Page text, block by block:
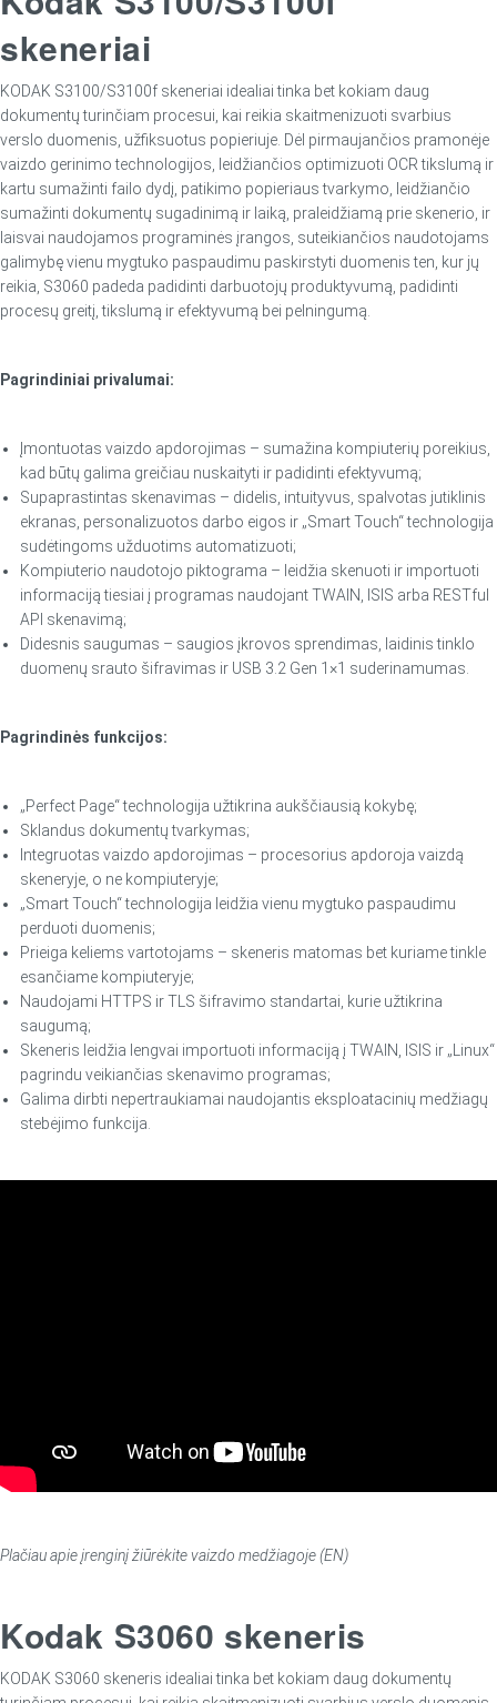
skeneriai
KODAK S3100/S3100f skeneriai idealiai tinka bet kokiam daug
dokumentų turinčiam procesui, kai reikia skaitmenizuoti svarbius
verslo duomenis, užfiksuotus popieriuje. Dėl pirmaujančios pramonėje
vaizdo gerinimo technologijos, leidžiančios optimizuoti OCR tikslumą ir
kartu sumažinti failo dydį, patikimo popieriaus tvarkymo, leidžiančio
sumažinti dokumentų sugadinimą ir laiką, praleidžiamą prie skenerio, ir
laisvai naudojamos programinės įrangos, suteikiančios naudotojams
galimybę vienu mygtuko paspaudimu paskirstyti duomenis ten, kur jų
reikia, S3060 padeda padidinti darbuotojų produktyvumą, padidinti
procesų greitį, tikslumą ir efektyvumą bei pelningumą.
Pagrindiniai privalumai:
Įmontuotas vaizdo apdorojimas – sumažina kompiuterių poreikius,
kad būtų galima greičiau nuskaityti ir padidinti efektyvumą;
Supaprastintas skenavimas – didelis, intuityvus, spalvotas jutiklinis
ekranas, personalizuotos darbo eigos ir „Smart Touch“ technologija
sudėtingoms užduotims automatizuoti;
Kompiuterio naudotojo piktograma – leidžia skenuoti ir importuoti
informaciją tiesiai į programas naudojant TWAIN, ISIS arba RESTful
API skenavimą;
Didesnis saugumas – saugios įkrovos sprendimas, laidinis tinklo
duomenų srauto šifravimas ir USB 3.2 Gen 1×1 suderinamumas.
Pagrindinės funkcijos:
„Perfect Page“ technologija užtikrina aukščiausią kokybę;
Sklandus dokumentų tvarkymas;
Integruotas vaizdo apdorojimas – procesorius apdoroja vaizdą
skeneryje, o ne kompiuteryje;
„Smart Touch“ technologija leidžia vienu mygtuko paspaudimu
perduoti duomenis;
Prieiga keliems vartotojams – skeneris matomas bet kuriame tinkle
esančiame kompiuteryje;
Naudojami HTTPS ir TLS šifravimo standartai, kurie užtikrina
saugumą;
Skeneris leidžia lengvai importuoti informaciją į TWAIN, ISIS ir „Linux“
pagrindu veikiančias skenavimo programas;
Galima dirbti nepertraukiamai naudojantis eksploatacinių medžiagų
stebėjimo funkcija.
Plačiau apie įrenginį žiūrėkite vaizdo medžiagoje (EN)
Kodak S3060 skeneris
KODAK S3060 skeneris idealiai tinka bet kokiam daug dokumentų